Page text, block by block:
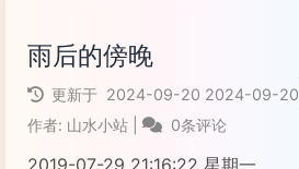
雨后的傍晚
更新于 2024-09-20 2024-09-20
作者: 山水小站 0条评论
2019-07-29 21:16:22 星期一